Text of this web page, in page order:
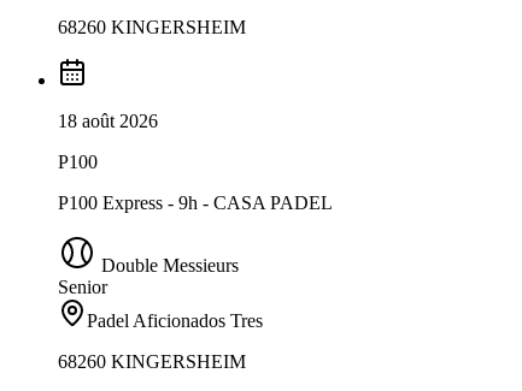
68260 KINGERSHEIM
18 août 2026
P100
P100 Express - 9h - CASA PADEL
Double Messieurs
Senior
Padel Aficionados Tres
68260 KINGERSHEIM